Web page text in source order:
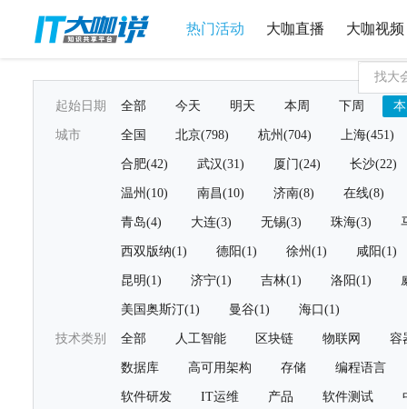
热门活动 大咖直播 大咖视频
起始日期 全部 今天 明天 本周 下周
城市 全国 北京(798) 杭州(704) 上海(451)
合肥(42) 武汉(31) 厦门(24) 长沙(22)
温州(10) 南昌(10) 济南(8) 在线(8)
青岛(4) 大连(3) 无锡(3) 珠海(3)
西双版纳(1) 德阳(1) 徐州(1) 咸阳(1)
昆明(1) 济宁(1) 吉林(1) 洛阳(1)
美国奥斯汀(1) 曼谷(1) 海口(1)
技术类别 全部 人工智能 区块链 物联网 容
数据库 高可用架构 存储 编程语言
软件研发 IT运维 产品 软件测试